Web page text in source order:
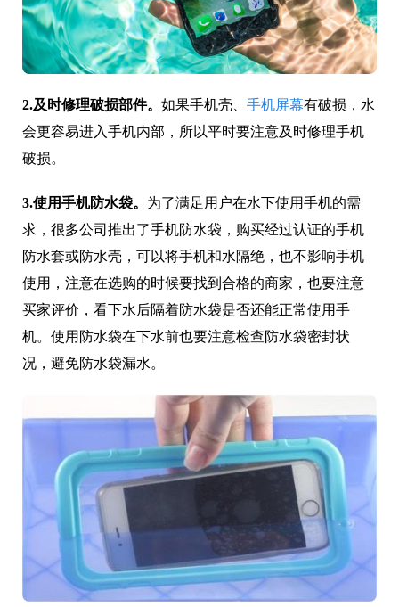
2.及时修理破损部件。 如果手机壳、 手机屏幕有破损，水
会更容易进入手机内部，所以平时要注意及时修理手机
破损。
3.使用手机防水袋。 为了满足用户在水下使用手机的需
求，很多公司推出了手机防水袋，购买经过认证的手机
防水套或防水壳，可以将手机和水隔绝，也不影响手机
使用，注意在选购的时候要找到合格的商家，也要注意
买家评价，看下水后隔着防水袋是否还能正常使用手
机。使用防水袋在下水前也要注意检查防水袋密封状
况，避免防水袋漏水。